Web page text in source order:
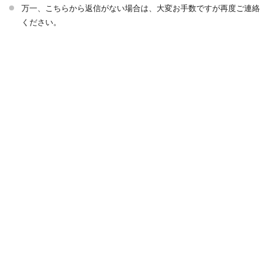
万一、こちらから返信がない場合は、大変お手数ですが再度ご連絡
ください。